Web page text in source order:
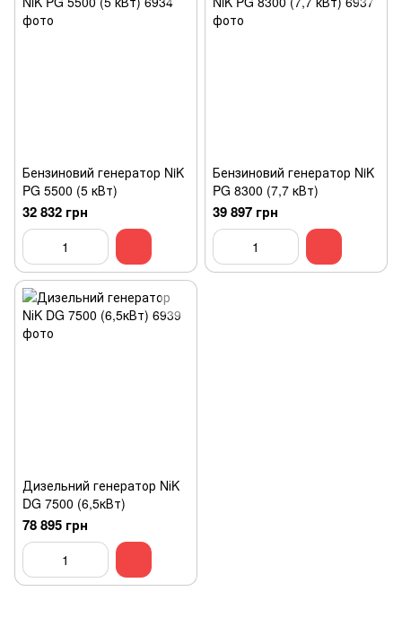
Бензиновий генератор NiK
PG 5500 (5 кВт)
32 832 грн
Бензиновий генератор NiK
PG 8300 (7,7 кВт)
39 897 грн
Дизельний генератор NіK
DG 7500 (6,5кВт)
78 895 грн